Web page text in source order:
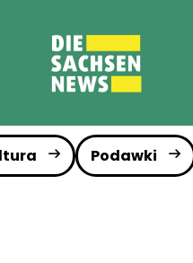
Podawki